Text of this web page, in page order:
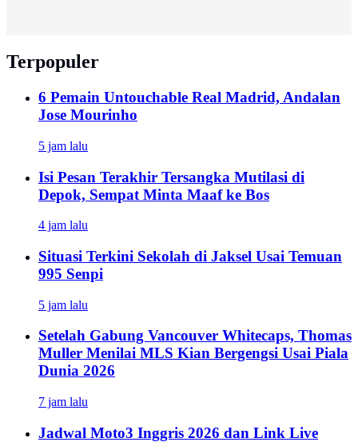
Terpopuler
6 Pemain Untouchable Real Madrid, Andalan
Jose Mourinho
5 jam lalu
Isi Pesan Terakhir Tersangka Mutilasi di
Depok, Sempat Minta Maaf ke Bos
4 jam lalu
Situasi Terkini Sekolah di Jaksel Usai Temuan
995 Senpi
5 jam lalu
Setelah Gabung Vancouver Whitecaps, Thomas
Muller Menilai MLS Kian Bergengsi Usai Piala
Dunia 2026
7 jam lalu
Jadwal Moto3 Inggris 2026 dan Link Live